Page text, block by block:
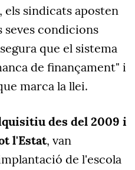
els sindicats aposten
seves condicions
que el sistema
de finançament" i
marca la llei.
des del 2009 i
l'Estat, van
de l'escola